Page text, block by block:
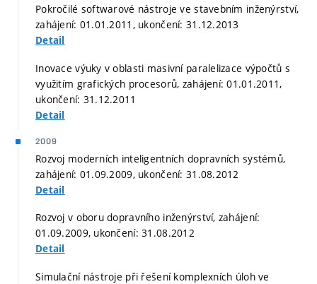
Pokročilé softwarové nástroje ve stavebním inženýrství,
zahájení: 01.01.2011, ukončení: 31.12.2013
Detail
Inovace výuky v oblasti masivní paralelizace výpočtů s
využitím grafických procesorů, zahájení: 01.01.2011,
ukončení: 31.12.2011
Detail
2009
Rozvoj moderních inteligentních dopravních systémů,
zahájení: 01.09.2009, ukončení: 31.08.2012
Detail
Rozvoj v oboru dopravního inženýrství, zahájení:
01.09.2009, ukončení: 31.08.2012
Detail
Simulační nástroje při řešení komplexních úloh ve